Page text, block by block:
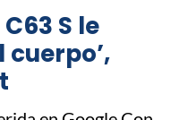
S le
cuerpo’,